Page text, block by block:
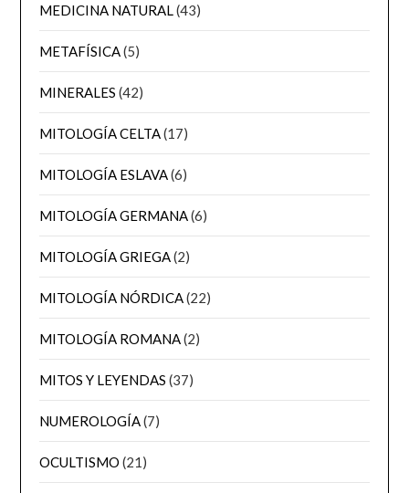
MEDICINA NATURAL(43)
METAFÍSICA(5)
MINERALES (42)
MITOLOGÍA CELTA(17)
MITOLOGÍA ESLAVA(6)
MITOLOGÍA GERMANA(6)
MITOLOGÍA GRIEGA(2)
MITOLOGÍA NÓRDICA(22)
MITOLOGÍA ROMANA(2)
MITOS Y LEYENDAS (37)
NUMEROLOGÍA(7)
OCULTISMO (21)